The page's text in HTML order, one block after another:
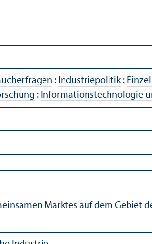
: Industriepolitik:
: Informations­technologie
Marktes auf dem Gebiet